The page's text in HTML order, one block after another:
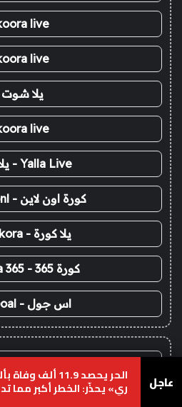
live
live
يلا شوت
live
Yalla Live - يلا لايف
كورة اون لاين - koora onl
يلا كورة - yallakora
كورة 365 - kooora 365
اس جول - AS Goal
live
عاجل الحر يحصد 11.9
ري» يحذّر: الخطر أكبر مما